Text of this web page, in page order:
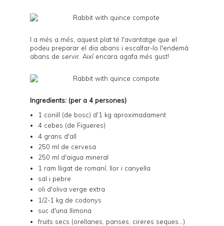
I a més a més, aquest plat té l'avantatge que el
podeu preparar el dia abans i escalfar-lo l'endemà
abans de servir. Així encara agafa més gust!
Ingredients: (per a 4 persones)
1 conill (de bosc) d'1 kg aproximadament
4 cebes (de Figueres)
4 grans d'all
250 ml de cervesa
250 ml d'aigua mineral
1 ram lligat de romaní, llor i canyella
sal i pebre
oli d'oliva verge extra
1/2-1 kg de codonys
suc d'una llimona
fruits secs (orellanes, panses, cireres seques...)